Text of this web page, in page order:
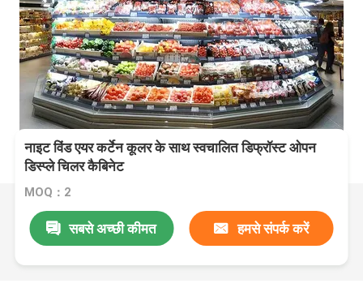
नाइट विंड एयर कर्टेन कूलर के साथ स्वचालित डिफ्रॉस्ट ओपन
डिस्प्ले चिलर कैबिनेट
MOQ：2
सबसे अच्छी कीमत हमसे संपर्क करें